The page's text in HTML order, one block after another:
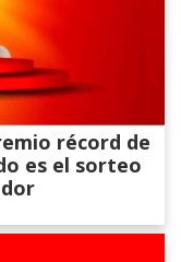
récord de
es el sorteo